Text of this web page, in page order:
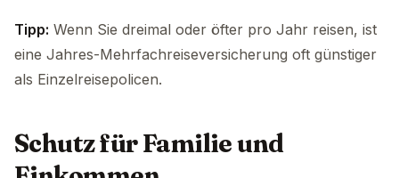
Tipp: Wenn Sie dreimal oder öfter pro Jahr reisen, ist
eine Jahres-Mehrfachreiseversicherung oft günstiger
als Einzelreisepolicen.
Schutz für Familie und